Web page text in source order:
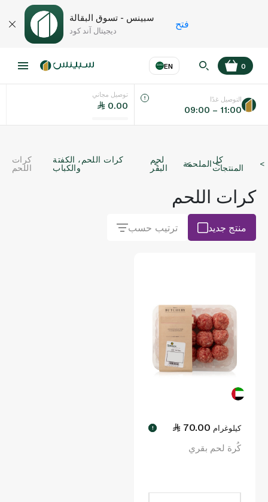
سبينس - تسوق البقالة
ديجيتال آند كود
فتح
EN
اللغة عر
0
توصيل مجاني
0.00
التوصيل غدًا
09:00 – 11:00
كل
المنتجاتالملحمة
لحم
البقر
كرات اللحم، الكفتة
والكباب
كرات
اللحم
كرات اللحم
منتج جديد ترتيب حسب
70.00 كيلوغرام !
كُرة لحم بقري